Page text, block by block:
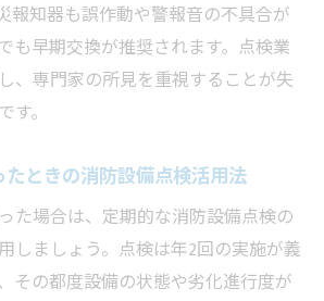
報知器も誤作動や警報音の不具合が
も早期交換が推奨されます。点検業
、専門家の所見を重視することが失
。
ときの消防設備点検活用法
た場合は、定期的な消防設備点検の
しましょう。点検は年2回の実施が義
その都度設備の状態や劣化進行度が